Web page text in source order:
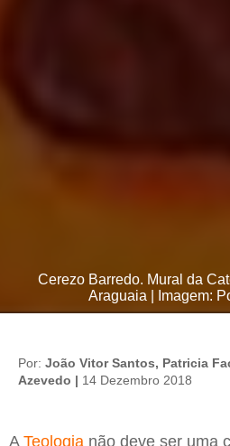
Cerezo Barredo. Mural da
Araguaia | Imagem:
Por: João Vitor Santos, Patricia
Azevedo | 14 Dezembro 2018
A Teologia não deve ser uma